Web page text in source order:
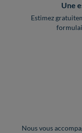
Une
Estimez
Nous vous